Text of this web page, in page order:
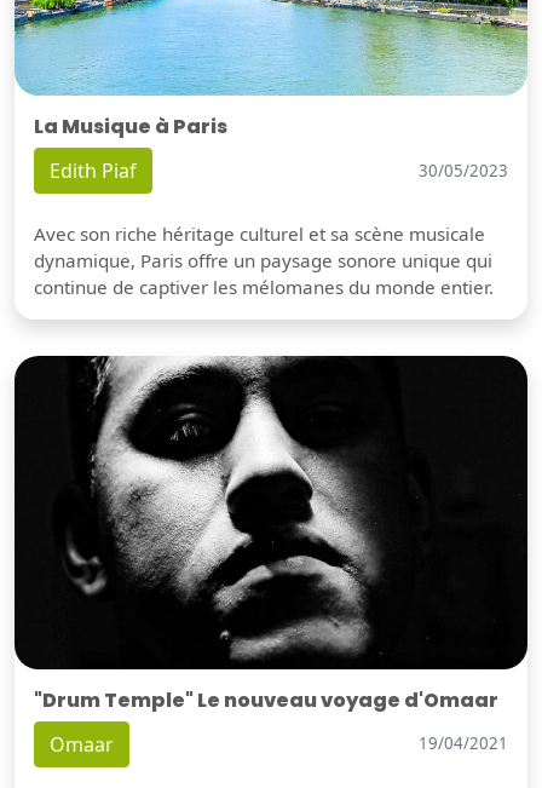
La Musique à Paris
Edith Piaf 30/05/2023
Avec son riche héritage culturel et sa scène musicale
dynamique, Paris offre un paysage sonore unique qui
continue de captiver les mélomanes du monde entier.
"Drum Temple" Le nouveau voyage d'Omaar
Omaar 19/04/2021